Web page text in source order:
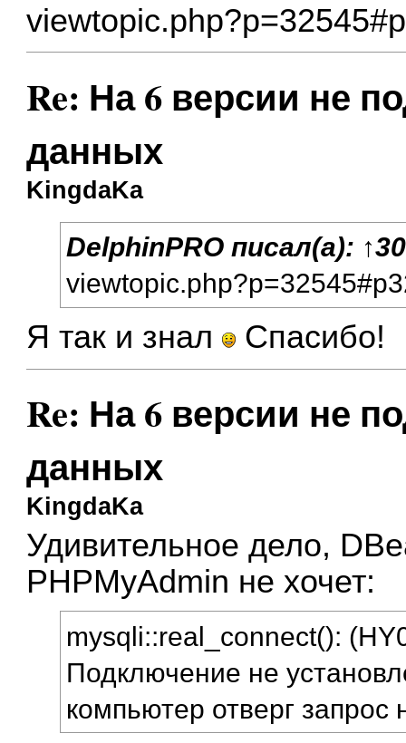
Re: На 6 версии не
данных
KingdaKa
DelphinPRO писал(а): ↑
Я так и знал Спасибо!
Re: На 6 версии не
данных
KingdaKa
Удивительное дело,
PHPMyAdmin не хочет:
mysqli::real_connect():
Подключение не
компьютер отверг запрос